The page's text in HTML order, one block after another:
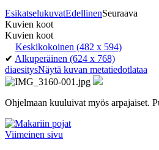
EsikatselukuvatEdellinenSeuraava
Kuvien koot
Kuvien koot
Keskikokoinen (482 x 594)
✔ Alkuperäinen (624 x 768)
diaesitysNäytä kuvan metatiedotlataa
Ohjelmaan kuuluivat myös arpajaiset.
Viimeinen sivu